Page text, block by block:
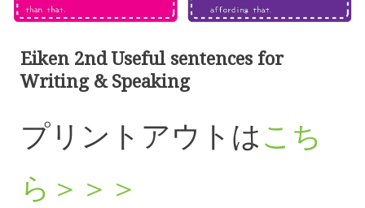
Eiken 2nd Useful sentences for
Writing & Speaking
プリントアウトはこち
ら＞＞＞